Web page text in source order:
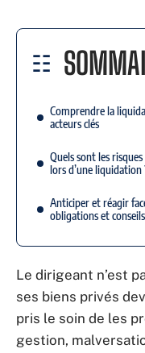
Comprendre la
acteurs clés
Quels sont les
lors d’une liquidation
Anticiper et réagir
obligations et
Le dirigeant n’est
ses biens privés
pris le soin de les
gestion,